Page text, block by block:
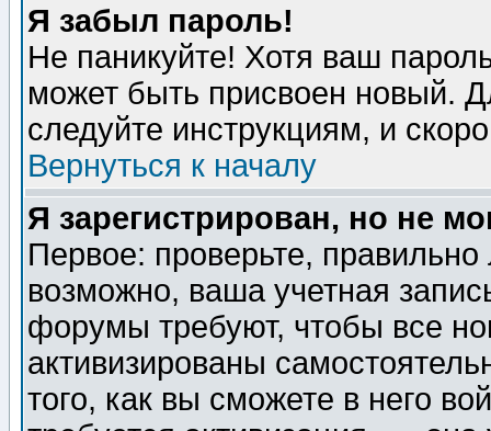
Я забыл пароль!
Не паникуйте! Хотя ваш
может быть присвоен новый.
следуйте инструкциям, и
Вернуться к началу
Я зарегистрирован, но не
Первое: проверьте,
возможно, ваша учетная
форумы требуют, чтобы все
активизированы
того, как вы сможете в него